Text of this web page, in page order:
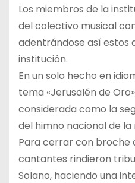
Los miembros de la
del colectivo musical
adentrándose así estos
institución.
En un solo hecho en
tema «Jerusalén de
considerada como la
del himno nacional de la
Para cerrar con broche
cantantes rindieron
Solano, haciendo una